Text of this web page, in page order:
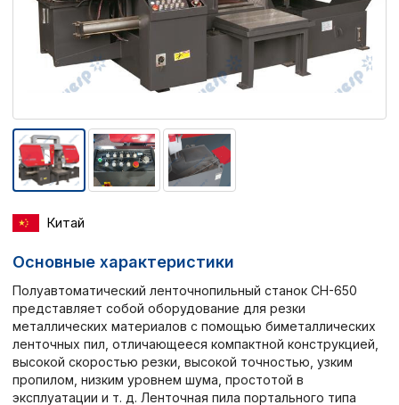
Китай
Основные характеристики
Полуавтоматический ленточнопильный станок CH-650
представляет собой оборудование для резки
металлических материалов с помощью биметаллических
ленточных пил, отличающееся компактной конструкцией,
высокой скоростью резки, высокой точностью, узким
пропилом, низким уровнем шума, простотой в
эксплуатации и т. д. Ленточная пила портального типа